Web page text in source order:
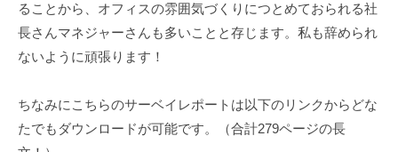
ることから、オフィスの雰囲気づくりにつとめておられる社
長さんマネジャーさんも多いことと存じます。私も辞められ
ないように頑張ります！
ちなみにこちらのサーベイレポートは以下のリンクからどな
たでもダウンロードが可能です。（合計279ページの長